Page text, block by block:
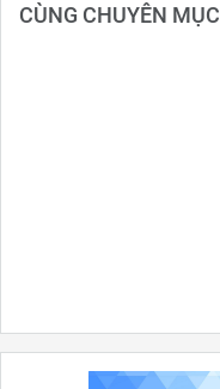
CÙNG CHUYÊN MỤC